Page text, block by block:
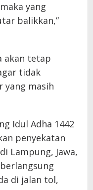
yang
balikkan,”
akan tetap
tidak
yang masih
Idul Adha 1442
penyekatan
Lampung, Jawa,
di jalan tol,